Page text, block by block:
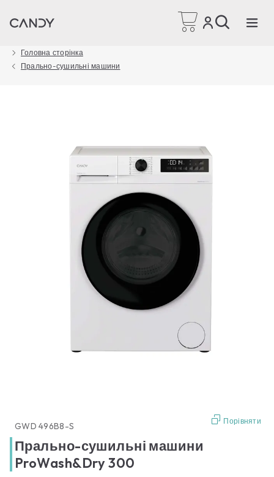
Головна сторінка
Прально-сушильні машини
Порівняти
GWD 496B8-S
Прально-сушильні машини
ProWash&Dry 300